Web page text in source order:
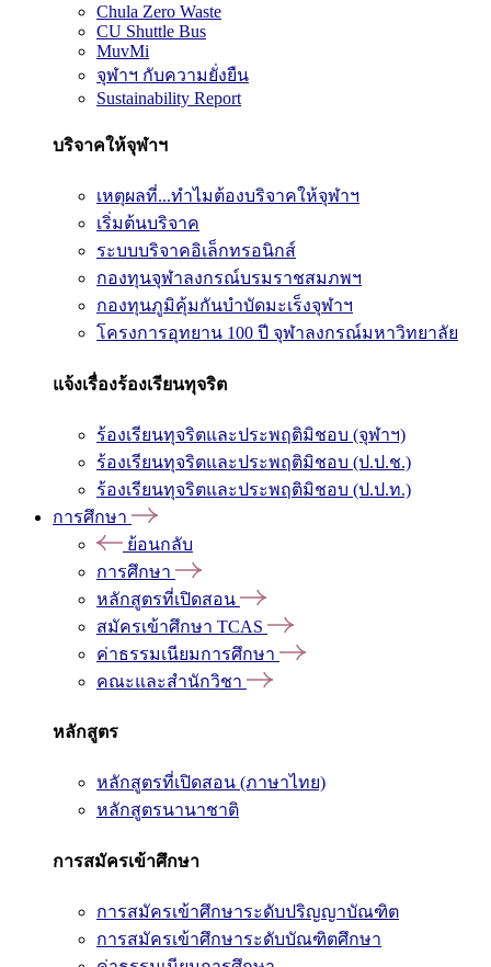
Chula Zero Waste
CU Shuttle Bus
MuvMi
จุฬาฯ กับความยั่งยืน
Sustainability Report
บริจาคให้จุฬาฯ
เหตุผลที่...ทำไมต้องบริจาคให้จุฬาฯ
เริ่มต้นบริจาค
ระบบบริจาคอิเล็กทรอนิกส์
กองทุนจุฬาลงกรณ์บรมราชสมภพฯ
กองทุนภูมิคุ้มกันบำบัดมะเร็งจุฬาฯ
โครงการอุทยาน 100 ปี จุฬาลงกรณ์มหาวิทยาลัย
แจ้งเรื่องร้องเรียนทุจริต
ร้องเรียนทุจริตและประพฤติมิชอบ (จุฬาฯ)
ร้องเรียนทุจริตและประพฤติมิชอบ (ป.ป.ช.)
ร้องเรียนทุจริตและประพฤติมิชอบ (ป.ป.ท.)
การศึกษา
ย้อนกลับ
การศึกษา
หลักสูตรที่เปิดสอน
สมัครเข้าศึกษา TCAS
ค่าธรรมเนียมการศึกษา
คณะและสำนักวิชา
หลักสูตร
หลักสูตรที่เปิดสอน (ภาษาไทย)
หลักสูตรนานาชาติ
การสมัครเข้าศึกษา
การสมัครเข้าศึกษาระดับปริญญาบัณฑิต
การสมัครเข้าศึกษาระดับบัณฑิตศึกษา